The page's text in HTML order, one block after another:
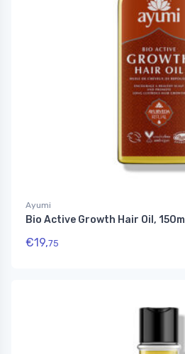
Ayumi
Bio Active Growth Hair Oil, 150ml
€19,75